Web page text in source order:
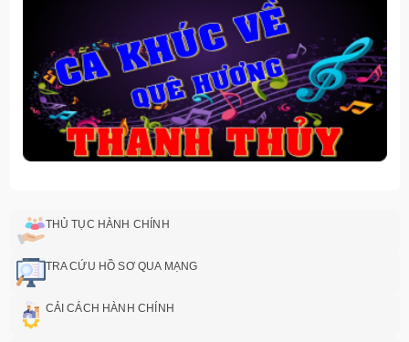
THỦ TỤC HÀNH CHÍNH
TRA CỨU HỒ SƠ QUA MẠNG
CẢI CÁCH HÀNH CHÍNH